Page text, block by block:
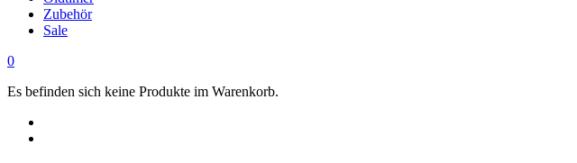
Zubehör
Sale
0
Es befinden sich keine Produkte im Warenkorb.